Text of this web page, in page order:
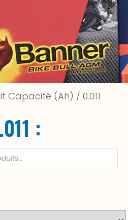
Capacité (Ah) / 0.011
: